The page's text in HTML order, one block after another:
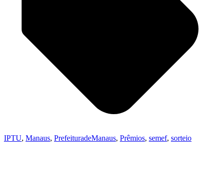
IPTU, Manaus, PrefeituradeManaus, Prêmios, semef, sorteio